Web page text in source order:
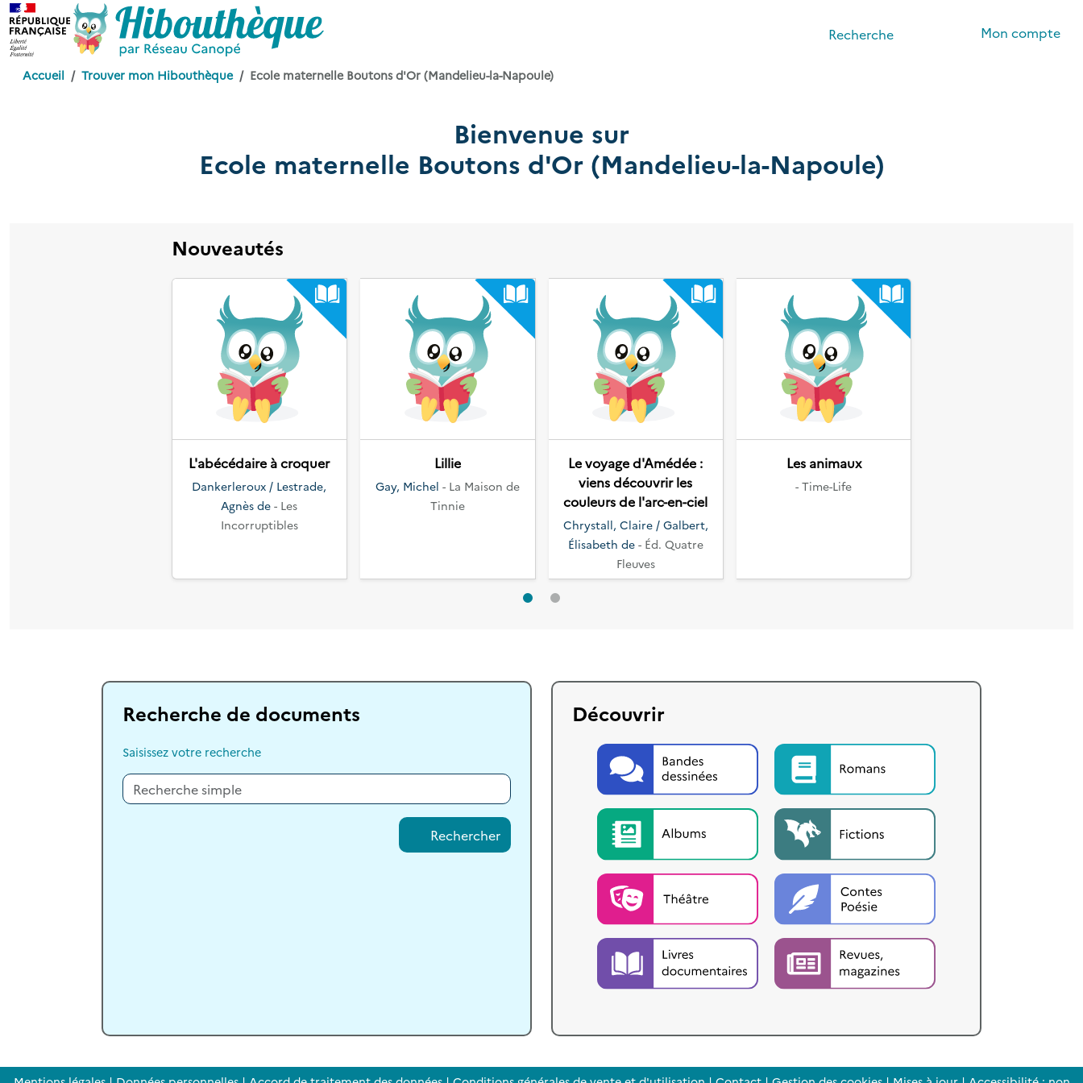
Recherche Mon compte
Accueil Trouver mon Hibouthèque Ecole maternelle Boutons d'Or (Mandelieu-la-Napoule)
Bienvenue sur
Ecole maternelle Boutons d'Or (Mandelieu-la-Napoule)
Nouveautés
L'abécédaire à croquer
Dankerleroux / Lestrade,
Agnès de- Les
Incorruptibles
Lillie
Gay, Michel - La Maison de
Tinnie
Le voyage d'Amédée :
viens découvrir les
couleurs de l'arc-en-ciel
Chrystall, Claire / Galbert,
Élisabeth de - Éd. Quatre
Fleuves
Les animaux
- Time-Life
Recherche de documents
Saisissez votre recherche
Rechercher
Découvrir